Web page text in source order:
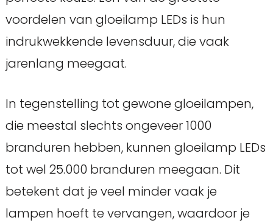
voordelen van gloeilamp LEDs is hun
indrukwekkende levensduur, die vaak
jarenlang meegaat.
In tegenstelling tot gewone gloeilampen,
die meestal slechts ongeveer 1000
branduren hebben, kunnen gloeilamp LEDs
tot wel 25.000 branduren meegaan. Dit
betekent dat je veel minder vaak je
lampen hoeft te vervangen, waardoor je